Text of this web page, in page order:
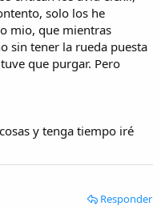
solo los he
mio, que mientras
sin tener la rueda puesta
que purgar. Pero
y tenga tiempo iré
Responder